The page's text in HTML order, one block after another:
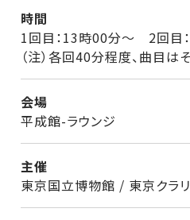
時間
1回目：13時00分～ 2回目
（注）各回40分程度、曲目は
会場
平成館-ラウンジ
主催
東京国立博物館 / 東京クラリ